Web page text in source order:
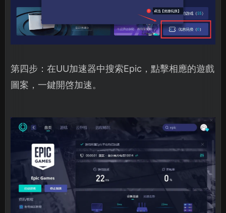
第四步：在UU加速器中搜索Epic，點擊相應的遊戲
圖案，一鍵開啓加速。